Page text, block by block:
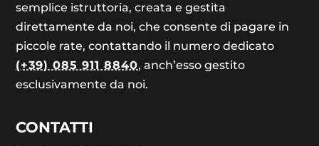
semplice istruttoria, creata e gestita
direttamente da noi, che consente di pagare in
piccole rate, contattando il numero dedicato
(+39) 085 911 8840, anch’esso gestito
esclusivamente da noi.
CONTATTI